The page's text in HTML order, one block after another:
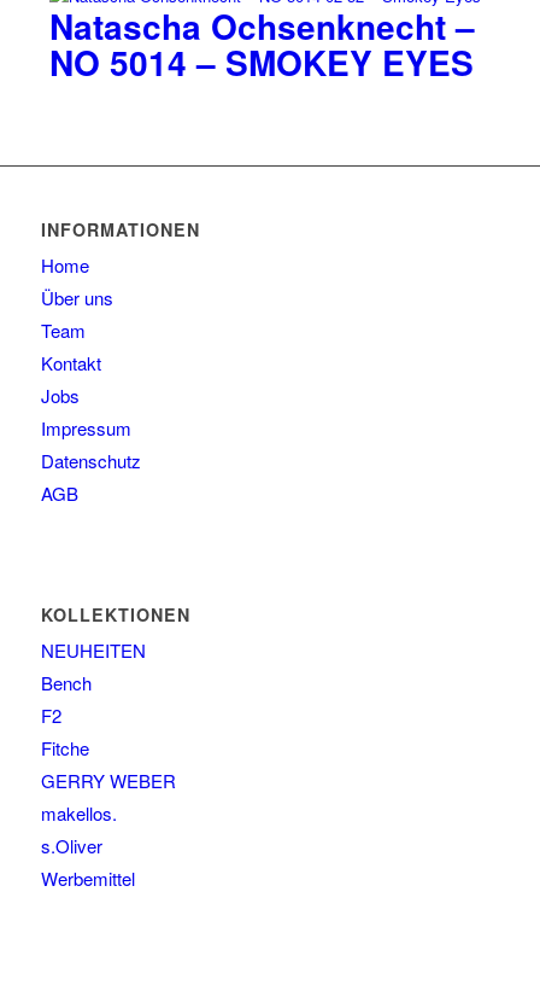
Natascha Ochsenknecht –
NO 5014 – SMOKEY EYES
INFORMATIONEN
Home
Über uns
Team
Kontakt
Jobs
Impressum
Datenschutz
AGB
KOLLEKTIONEN
NEUHEITEN
Bench
F2
Fitche
GERRY WEBER
makellos.
s.Oliver
Werbemittel